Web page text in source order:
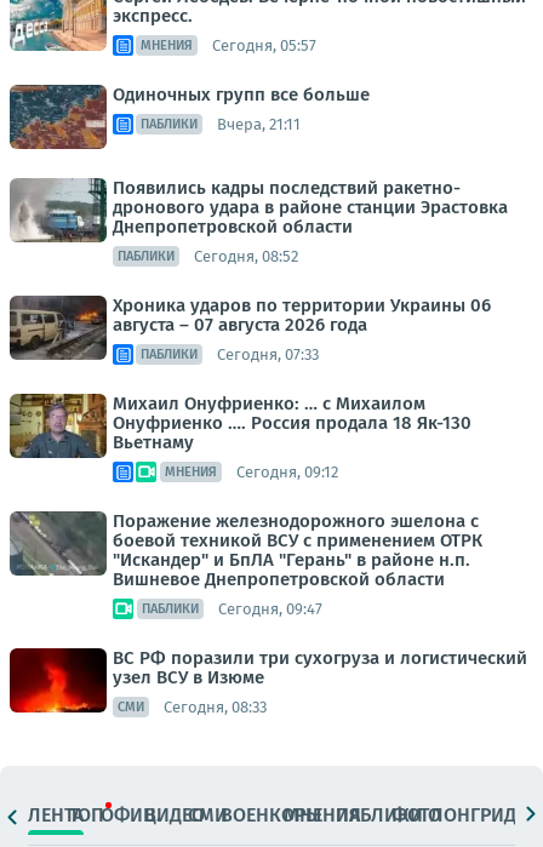
экспресс.
МНЕНИЯ Сегодня, 05:57
Одиночных групп все больше
ПАБЛИКИ Вчера, 21:11
Появились кадры последствий ракетно-
дронового удара в районе станции Эрастовка
Днепропетровской области
ПАБЛИКИ Сегодня, 08:52
Хроника ударов по территории Украины 06
августа – 07 августа 2026 года
ПАБЛИКИ Сегодня, 07:33
Михаил Онуфриенко: … с Михаилом
Онуфриенко …. Россия продала 18 Як-130
Вьетнаму
МНЕНИЯ Сегодня, 09:12
Поражение железнодорожного эшелона с
боевой техникой ВСУ с применением ОТРК
"Искандер" и БпЛА "Герань" в районе н.п.
Вишневое Днепропетровской области
ПАБЛИКИ Сегодня, 09:47
ВС РФ поразили три сухогруза и логистический
узел ВСУ в Изюме
СМИ Сегодня, 08:33
ЛЕНТАТОПОФИЦ.ВИДЕОСМИВОЕНКОРЫМНЕНИЯПАБЛИКИ
ФОТОЛОНГРИДЫ